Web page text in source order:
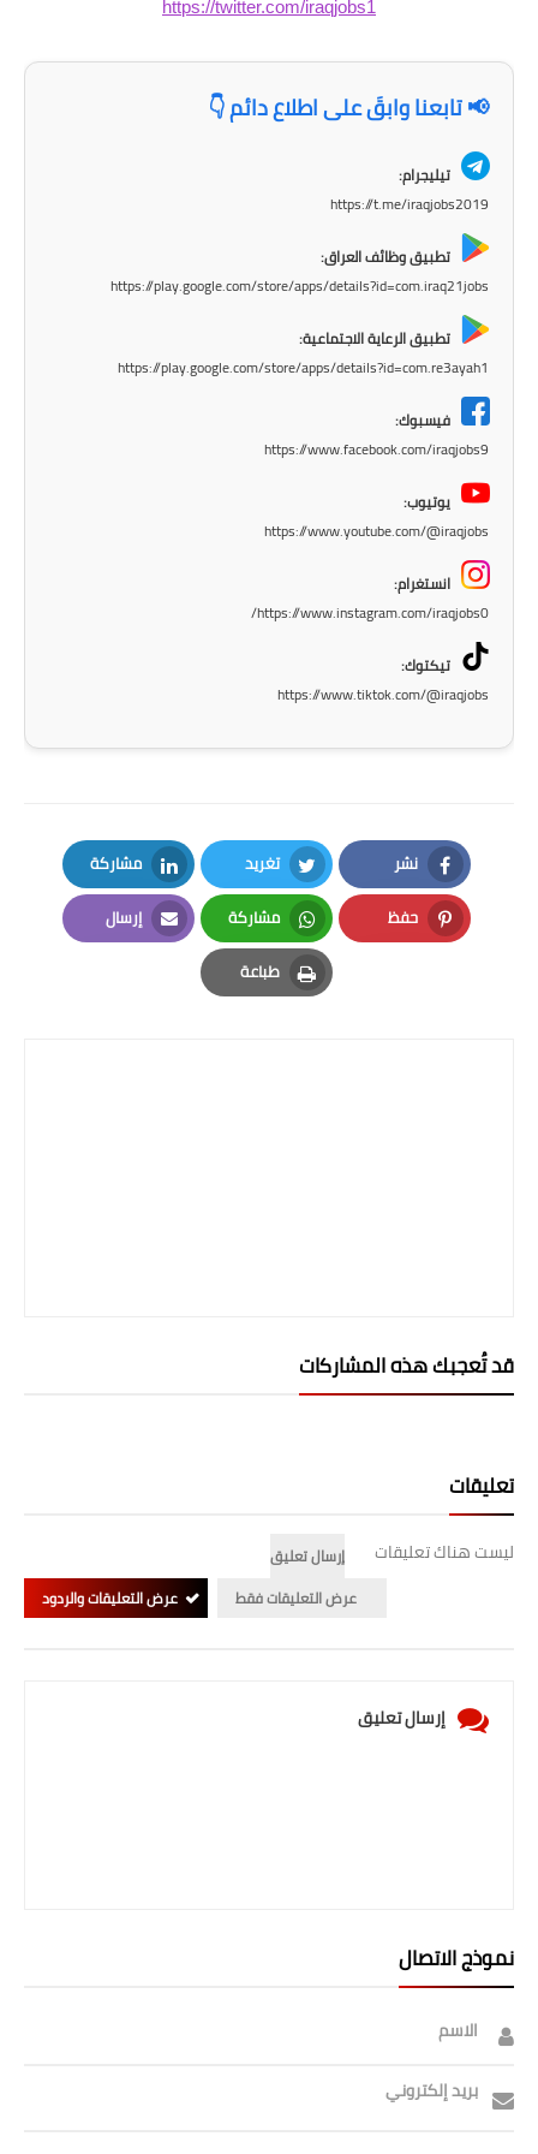
المرحلة المتوسطة
العالي
https://twitter.com/iraqjobs1
📢 تابعنا وابقَ على اطلاع دائم 👇
تيليجرام:
https://t.me/iraqjobs2019
تطبيق وظائف العراق:
https://play.google.com/store/apps/details?id=com.iraq21jobs
تطبيق الرعاية الاجتماعية:
https://play.google.com/store/apps/details?id=com.re3ayah1
فيسبوك:
https://www.facebook.com/iraqjobs9
يوتيوب:
https://www.youtube.com/@iraqjobs
انستغرام:
https://www.instagram.com/iraqjobs0/
تيكتوك:
https://www.tiktok.com/@iraqjobs
نشر
Facebook
تغريد
Twitter
مشاركة
LinkedIn
حفظ
Pinterest
مشاركة
Whatsapp
إرسال
Email
طباعة
Print
قد تُعجبك هذه المشاركات
تعليقات
ليست هناك تعليقات
إرسال تعليق
عرض التعليقات فقط
عرض التعليقات والردود
إرسال تعليق
نموذج الاتصال
الاسم
بريد إلكتروني